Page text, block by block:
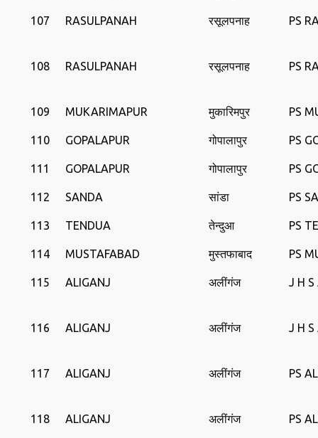
107 RASULPANAH रसूलपनाह PS
108 RASULPANAH रसूलपनाह PS
109 MUKARIMAPUR मुकारिमपुर PS
110 GOPALAPUR गोपालापुर PS
111 GOPALAPUR गोपालापुर PS
112 SANDA सांडा PS
113 TENDUA तेन्दुआ PS
114 MUSTAFABAD मुस्तफाबाद PS
115 ALIGANJ अलींगंज J H S
116 ALIGANJ अलींगंज J H S
117 ALIGANJ अलींगंज PS
118 ALIGANJ अलींगंज PS